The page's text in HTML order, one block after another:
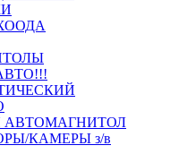
АВТОМАГНИТОЛ
КАМЕРЫ з/в